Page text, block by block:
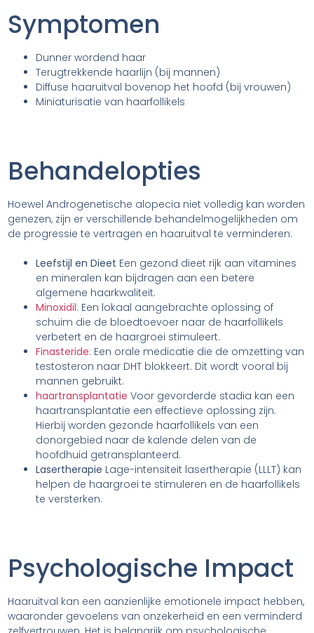
Symptomen
Dunner wordend haar
Terugtrekkende haarlijn (bij mannen)
Diffuse haaruitval bovenop het hoofd (bij vrouwen)
Miniaturisatie van haarfollikels
Behandelopties
Hoewel Androgenetische alopecia niet volledig kan worden
genezen, zijn er verschillende behandelmogelijkheden om
de progressie te vertragen en haaruitval te verminderen:
Leefstijl en Dieet Een gezond dieet rijk aan vitamines
en mineralen kan bijdragen aan een betere
algemene haarkwaliteit.
Minoxidil: Een lokaal aangebrachte oplossing of
schuim die de bloedtoevoer naar de haarfollikels
verbetert en de haargroei stimuleert.
Finasteride: Een orale medicatie die de omzetting van
testosteron naar DHT blokkeert. Dit wordt vooral bij
mannen gebruikt.
haartransplantatie Voor gevorderde stadia kan een
haartransplantatie een effectieve oplossing zijn.
Hierbij worden gezonde haarfollikels van een
donorgebied naar de kalende delen van de
hoofdhuid getransplanteerd.
Lasertherapie Lage-intensiteit lasertherapie (LLLT) kan
helpen de haargroei te stimuleren en de haarfollikels
te versterken.
Psychologische Impact
Haaruitval kan een aanzienlijke emotionele impact hebben,
waaronder gevoelens van onzekerheid en een verminderd